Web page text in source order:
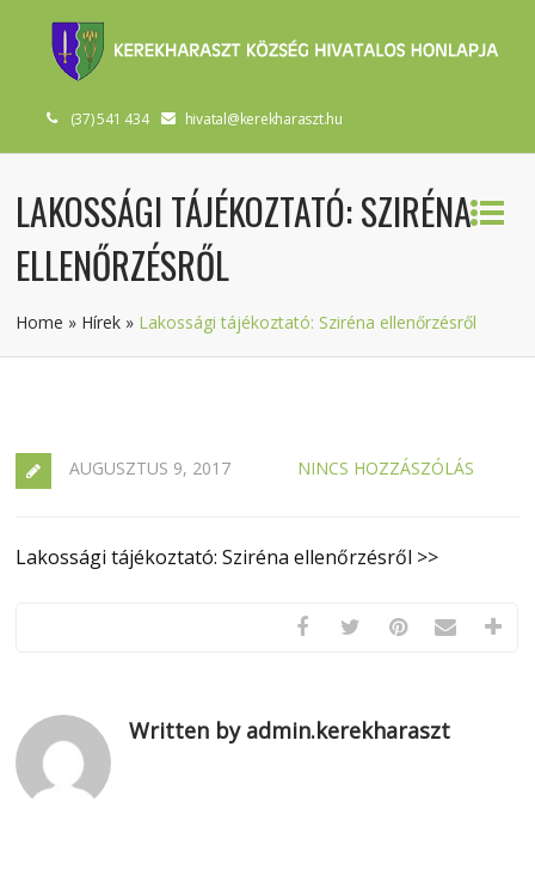
(37) 541 434 hivatal@kerekharaszt.hu
LAKOSSÁGI TÁJÉKOZTATÓ: SZIRÉNA
ELLENŐRZÉSRŐL
Home » Hírek » Lakossági tájékoztató: Sziréna ellenőrzésről
AUGUSZTUS 9, 2017 NINCS HOZZÁSZÓLÁS
Lakossági tájékoztató: Sziréna ellenőrzésről >>
Written by admin.kerekharaszt